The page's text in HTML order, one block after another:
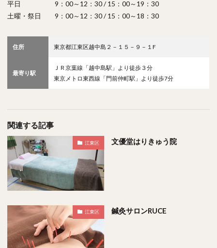
平日 9：00～12：30 / 15：00～19：30
土曜・祭日 9：00～12：30 / 15：00～18：30
住所 東京都江東区越中島２－１５－９－１F
最寄り駅
ＪＲ京葉線「越中島駅」より徒歩３分
東京メトロ東西線「門前仲町駅」より徒歩7分
関連する記事
江東区 文優堂はりきゅう院
江東区 鍼灸サロンRUCE